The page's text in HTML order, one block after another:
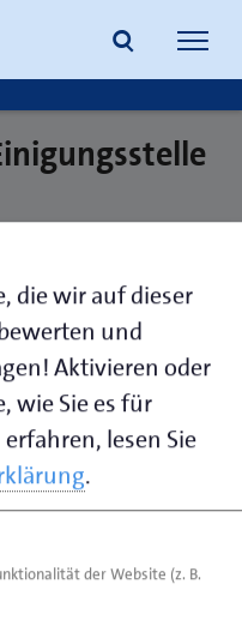
bremen.de
rechtswesen@hwk-
bremen.de
die wir auf dieser
und
Aktivieren oder
wie Sie es für
lesen Sie
.
der Website (z. B.